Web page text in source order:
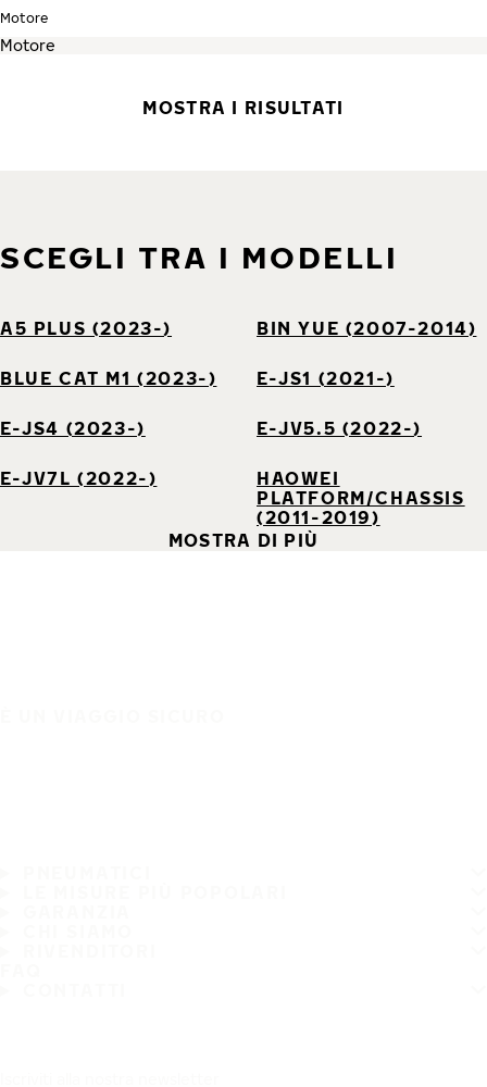
Motore
MOSTRA I RISULTATI
SCEGLI TRA I MODELLI
A5 PLUS (2023-) BIN YUE (2007-2014)
BLUE CAT M1 (2023-) E-JS1 (2021-)
E-JS4 (2023-) E-JV5.5 (2022-)
E-JV7L (2022-)
HAOWEI
PLATFORM/CHASSIS
(2011-2019)
MOSTRA DI PIÙ